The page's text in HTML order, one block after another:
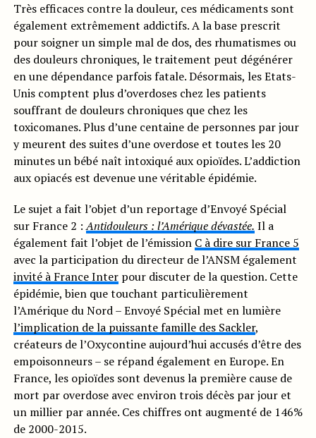
Très efficaces contre la douleur, ces médicaments sont
également extrêmement addictifs. A la base prescrit
pour soigner un simple mal de dos, des rhumatismes ou
des douleurs chroniques, le traitement peut dégénérer
en une dépendance parfois fatale. Désormais, les Etats-
Unis comptent plus d’overdoses chez les patients
souffrant de douleurs chroniques que chez les
toxicomanes. Plus d’une centaine de personnes par jour
y meurent des suites d’une overdose et toutes les 20
minutes un bébé naît intoxiqué aux opioïdes. L’addiction
aux opiacés est devenue une véritable épidémie.
Le sujet a fait l’objet d’un reportage d’Envoyé Spécial
sur France 2 :Antidouleurs : l’Amérique dévastée. Il a
également fait l’objet de l’émission C à dire sur France 5
avec la participation du directeur de l’ANSM également
invité à France Interpour discuter de la question. Cette
épidémie, bien que touchant particulièrement
l’Amérique du Nord – Envoyé Spécial met en lumière
l’implication de la puissante famille des Sackler,
créateurs de l’Oxycontine aujourd’hui accusés d’être des
empoisonneurs – se répand également en Europe. En
France, les opioïdes sont devenus la première cause de
mort par overdose avec environ trois décès par jour et
un millier par année. Ces chiffres ont augmenté de 146%
de 2000-2015.